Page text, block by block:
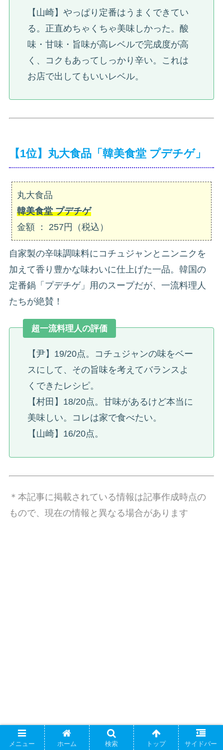
【山崎】やっぱり定番はうまくできてい
る。正直めちゃくちゃ美味しかった。酸
味・甘味・旨味が高レベルで完成度が高
く、コクもあってしっかり辛い。これは
お店で出してもいいレベル。
【1位】丸大食品「韓美食堂 プデチゲ」
丸大食品
韓美食堂 プデチゲ
金額 ： 257円（税込）
自家製の辛味調味料にコチュジャンとニンニクを
加えて香り豊かな味わいに仕上げた一品。韓国の
定番鍋「プデチゲ」用のスープだが、一流料理人
たちが絶賛！
超一流料理人の評価
【尹】19/20点。コチュジャンの味をベー
スにして、その旨味を考えてバランスよ
くできたレシピ。
【村田】18/20点。甘味があるけど本当に
美味しい。コレは家で食べたい。
【山崎】16/20点。
＊本記事に掲載されている情報は記事作成時点の
もので、現在の情報と異なる場合があります
メニュー ホーム 検索 トップ サイドバー